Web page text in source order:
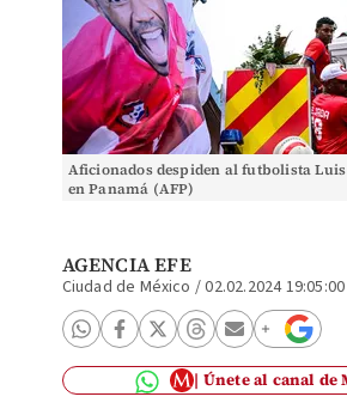
Aficionados despiden al futbolista
en Panamá (AFP)
AGENCIA EFE
Ciudad de México /02.02.2024 19:05:00
Únete al canal de